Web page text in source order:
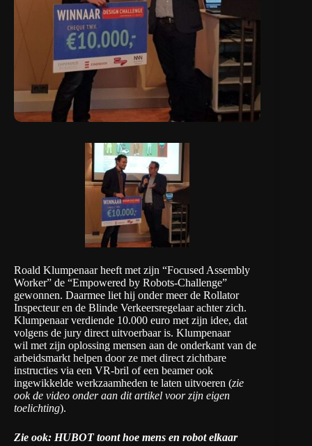
Roald Klumpenaar heeft met zijn “Focused Assembly
Worker” de “Empowered by Robots-Challenge”
gewonnen. Daarmee liet hij onder meer de Rollator
Inspecteuren de Blinde Verkeersregelaarachter zich.
Klumpenaar verdiende 10.000 euro met zijn idee, dat
volgens de jury direct uitvoerbaar is. Klumpenaar
wil met zijn oplossing mensen aan de onderkant van de
arbeidsmarkt helpen door ze met direct zichtbare
instructies via een VR-bril of een beamer ook
ingewikkelde werkzaamheden te laten uitvoeren (zie
ook de video onder aan dit artikel voor zijn eigen
toelichting).
Zie ook: HUBOT toont hoe mens en robot elkaar